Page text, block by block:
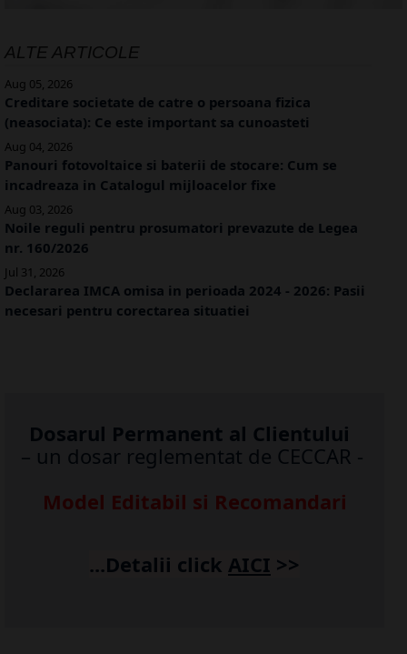
ALTE ARTICOLE
Aug 05, 2026
Creditare societate de catre o persoana fizica
(neasociata): Ce este important sa cunoasteti
Aug 04, 2026
Panouri fotovoltaice si baterii de stocare: Cum se
incadreaza in Catalogul mijloacelor fixe
Aug 03, 2026
Noile reguli pentru prosumatori prevazute de Legea
nr. 160/2026
Jul 31, 2026
Declararea IMCA omisa in perioada 2024 - 2026: Pasii
necesari pentru corectarea situatiei
Dosarul Permanent al Clientului
– un dosar reglementat de CECCAR -
Model Editabil si Recomandari
...Detalii click AICI >>